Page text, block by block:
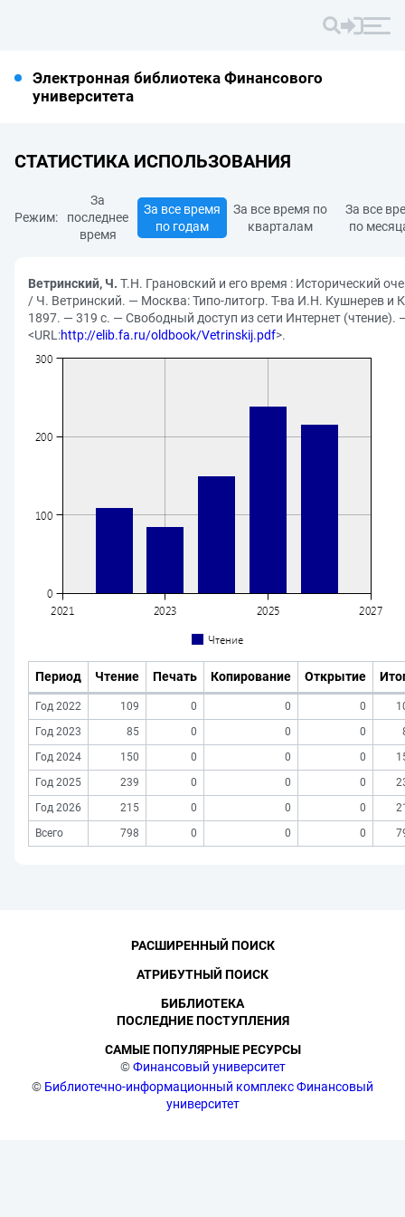
Электронная библиотека Финансового
университета
СТАТИСТИКА ИСПОЛЬЗОВАНИЯ
Режим:
За
последнее
время
За все время
по годам
За все время по
кварталам
За все
по
Ветринский, Ч. Т.Н. Грановский и его время : Исторический
/ Ч. Ветринский. — Москва: Типо-литогр. Т-ва И.Н. Кушнерев и
1897. — 319 с. — Свободный доступ из сети Интернет (чтение).
<URL:http://elib.fa.ru/oldbook/Vetrinskij.pdf>.
Период Чтение Печать Копирование Открытие
Год 2022 109 0 0 0
Год 2023
85 0 0 0
Год 2024
150 0 0 0
Год 2025
239 0 0 0
Год 2026
215 0 0 0
Всего
798 0 0 0
©Финансовый университет
© Библиотечно-информационный комплекс Финансовый
университет
РАСШИРЕННЫЙ ПОИСК
АТРИБУТНЫЙ ПОИСК
БИБЛИОТЕКА
ПОСЛЕДНИЕ ПОСТУПЛЕНИЯ
САМЫЕ ПОПУЛЯРНЫЕ РЕСУРСЫ